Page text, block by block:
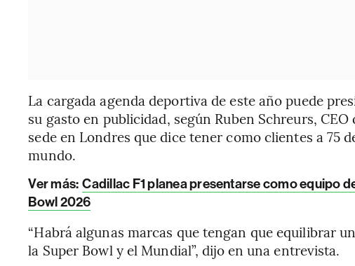
La cargada agenda deportiva de este año puede
su gasto en publicidad, según Ruben Schreurs,
sede en Londres que dice tener como clientes a 75
mundo.
Ver más: Cadillac F1 planea presentarse como equipo
Bowl 2026
“Habrá algunas marcas que tengan que equilibrar
la Super Bowl y el Mundial”, dijo en una entrevista.